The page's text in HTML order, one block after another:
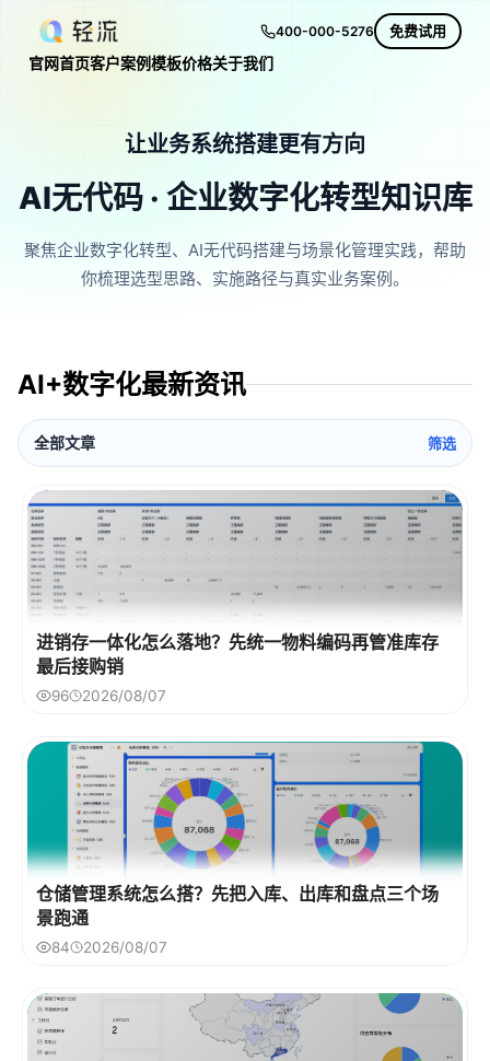
400-000-5276 免费试用
官网首页客户案例模板价格关于我们
让业务系统搭建更有方向
AI无代码 · 企业数字化转型知识库
聚焦企业数字化转型、AI无代码搭建与场景化管理实践，帮助
你梳理选型思路、实施路径与真实业务案例。
AI+数字化最新资讯
全部文章 筛选
进销存一体化怎么落地？先统一物料编码再管准库存
最后接购销
96 2026/08/07
仓储管理系统怎么搭？先把入库、出库和盘点三个场
景跑通
84 2026/08/07